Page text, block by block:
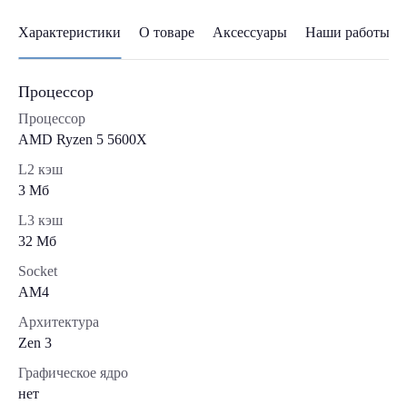
Характеристики О товаре Аксессуары Наши работы
Процессор
Процессор
AMD Ryzen 5 5600X
L2 кэш
3 Мб
L3 кэш
32 Мб
Socket
AM4
Архитектура
Zen 3
Графическое ядро
нет